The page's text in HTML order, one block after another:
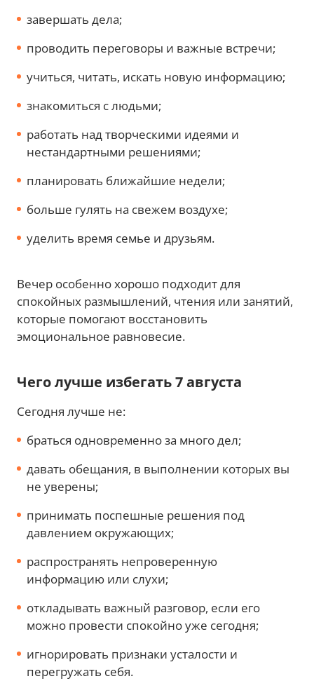
завершать дела;
проводить переговоры и важные встречи;
учиться, читать, искать новую информацию;
знакомиться с людьми;
работать над творческими идеями и
нестандартными решениями;
планировать ближайшие недели;
больше гулять на свежем воздухе;
уделить время семье и друзьям.
Вечер особенно хорошо подходит для
спокойных размышлений, чтения или занятий,
которые помогают восстановить
эмоциональное равновесие.
Чего лучше избегать 7 августа
Сегодня лучше не:
браться одновременно за много дел;
давать обещания, в выполнении которых вы
не уверены;
принимать поспешные решения под
давлением окружающих;
распространять непроверенную
информацию или слухи;
откладывать важный разговор, если его
можно провести спокойно уже сегодня;
игнорировать признаки усталости и
перегружать себя.